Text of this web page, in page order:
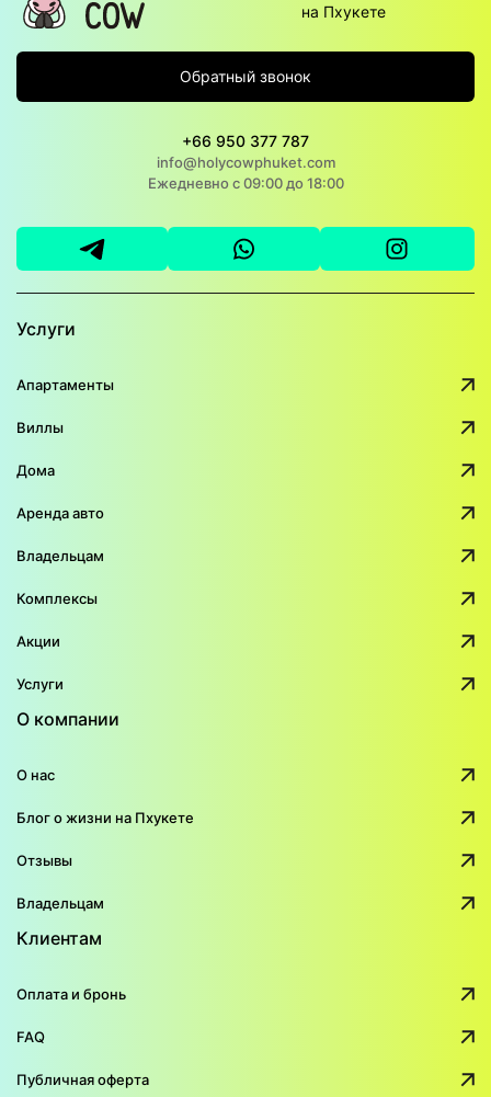
на Пхукете
Обратный звонок
+66 950 377 787
info@holycowphuket.com
Ежедневно с 09:00 до 18:00
Услуги
Апартаменты
Виллы
Дома
Аренда авто
Владельцам
Комплексы
Акции
Услуги
О компании
О нас
Блог о жизни на Пхукете
Отзывы
Владельцам
Клиентам
Оплата и бронь
FAQ
Публичная оферта